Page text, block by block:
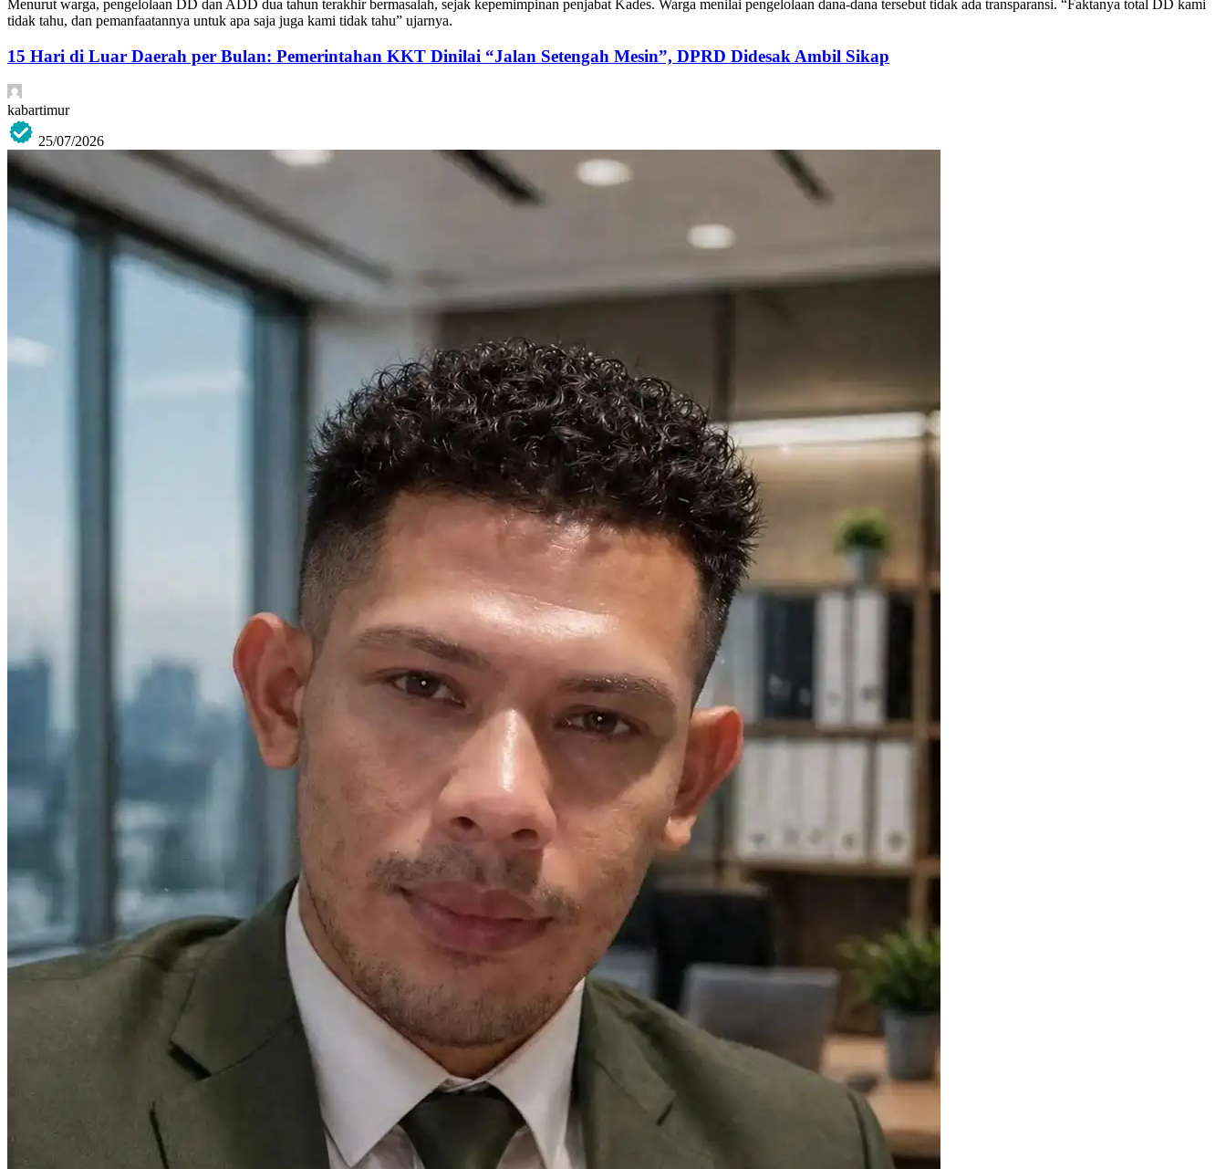
Menurut warga, pengelolaan DD dan ADD dua tahun terakhir bermasalah, sejak kepemimpinan penjabat Kades. Warga menilai pengelolaan dana-dana tersebut tidak ada transparansi. “Faktanya total DD kami
tidak tahu, dan pemanfaatannya untuk apa saja juga kami tidak tahu” ujarnya.
15 Hari di Luar Daerah per Bulan: Pemerintahan KKT Dinilai “Jalan Setengah Mesin”, DPRD Didesak Ambil Sikap
kabartimur
25/07/2026